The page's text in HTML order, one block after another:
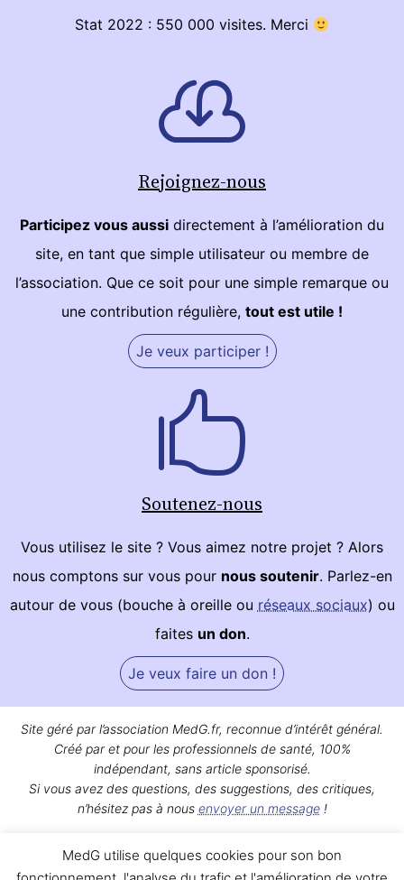
Stat 2022 : 550 000 visites. Merci
Rejoignez-nous
Participez vous aussi directement à l’amélioration du
site, en tant que simple utilisateur ou membre de
l’association. Que ce soit pour une simple remarque ou
une contribution régulière, tout est utile !
Je veux participer !
Soutenez-nous
Vous utilisez le site ? Vous aimez notre projet ? Alors
nous comptons sur vous pour nous soutenir. Parlez-en
autour de vous (bouche à oreille ou réseaux sociaux) ou
faites un don.
Je veux faire un don !
Site géré par l’association MedG.fr, reconnue d’intérêt général.
Créé par et pour les professionnels de santé, 100%
indépendant, sans article sponsorisé.
Si vous avez des questions, des suggestions, des critiques,
n’hésitez pas à nous envoyer un message!
Qui sommes-nous ?|Mentions légales|Contact
MedG utilise quelques cookies pour son bon